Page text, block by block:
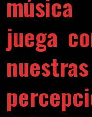
juega
nuestras